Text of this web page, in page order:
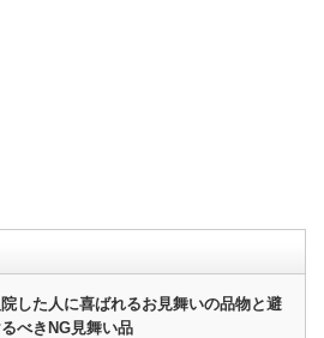
院した人に喜ばれるお見舞いの品物と避
べきNG見舞い品